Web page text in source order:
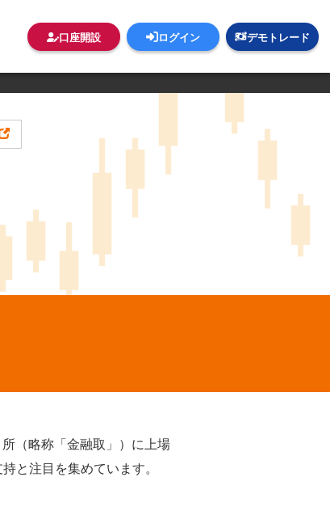
口座開設 ログイン デモトレード
（略称「金融取」）に上場
と注目を集めています。